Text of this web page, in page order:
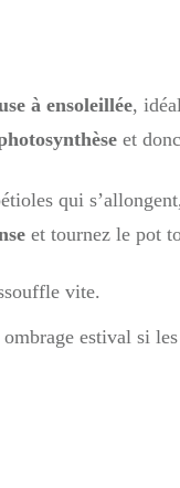
à ensoleillée,
et
qui
et tournez le pot
vite.
estival si